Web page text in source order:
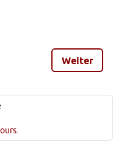
eingesetzt wird,
Capiot werfen.
Weiter